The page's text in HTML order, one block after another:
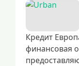
Кредит
финансовая